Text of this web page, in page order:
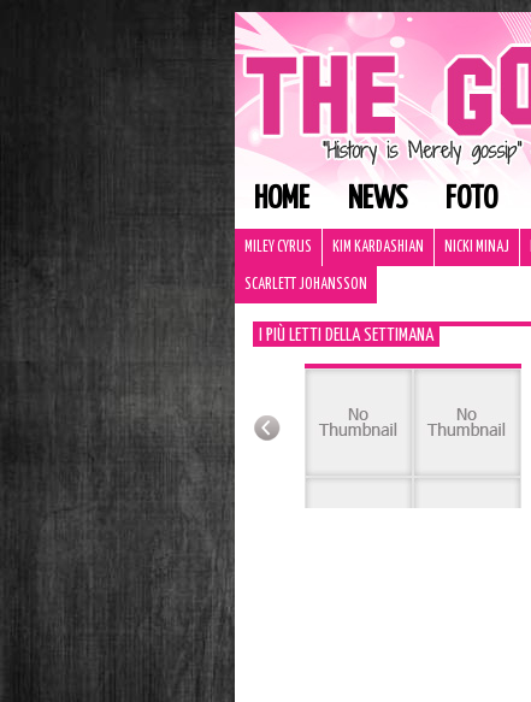
HOME NEWS FOTO
MILEY CYRUS KIM KARDASHIAN NICKI MINAJ
SCARLETT JOHANSSON
I PIÙ LETTI DELLA SETTIMANA